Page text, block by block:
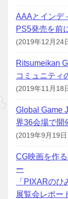
AAAとインデ
PS5発売を前
(2019年12月24
Ritsumeikan
コミュニティ
(2019年11月18
Global Game
界36会場で開
(2019年9月19
CG映画を作
ー
「PIXARのひ
展覧会レポー